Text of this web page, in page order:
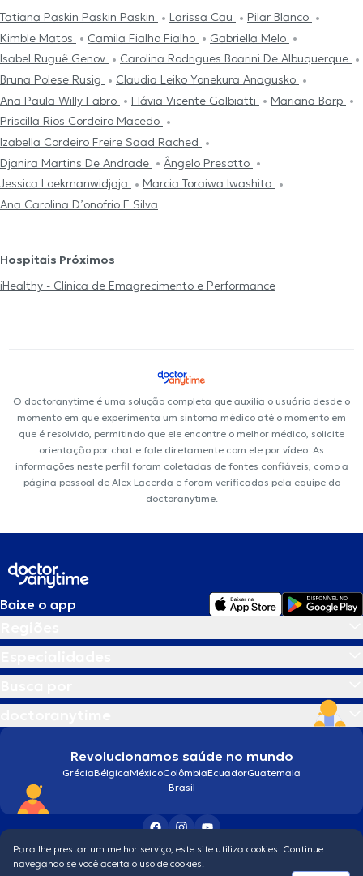
Tatiana Paskin Paskin Paskin
Larissa Cau
Pilar Blanco
Kimble Matos
Camila Fialho Fialho
Gabriella Melo
Isabel Ruguê Genov
Carolina Rodrigues Boarini De Albuquerque
Bruna Polese Rusig
Claudia Leiko Yonekura Anagusko
Ana Paula Willy Fabro
Flávia Vicente Galbiatti
Mariana Barp
Priscilla Rios Cordeiro Macedo
Izabella Cordeiro Freire Saad Rached
Djanira Martins De Andrade
Ângelo Presotto
Jessica Loekmanwidjaja
Marcia Toraiwa Iwashita
Ana Carolina D’onofrio E Silva
Hospitais Próximos
iHealthy - Clínica de Emagrecimento e Performance
O doctoranytime é uma solução completa que auxilia o usuário desde o
momento em que experimenta um sintoma médico até o momento em
que é resolvido, permitindo que ele encontre o melhor médico, solicite
orientação por chat e fale diretamente com ele por vídeo. As
informações neste perfil foram coletadas de fontes confiáveis, como a
página pessoal de Alex Lacerda e foram verificadas pela equipe do
doctoranytime.
Baixe o app
Revolucionamos saúde no mundo
GréciaBélgicaMéxicoColômbiaEcuadorGuatemala
Brasil
Condições gerais
Para lhe prestar um melhor serviço, este site utiliza cookies. Continue
navegando se você aceita o uso de cookies.